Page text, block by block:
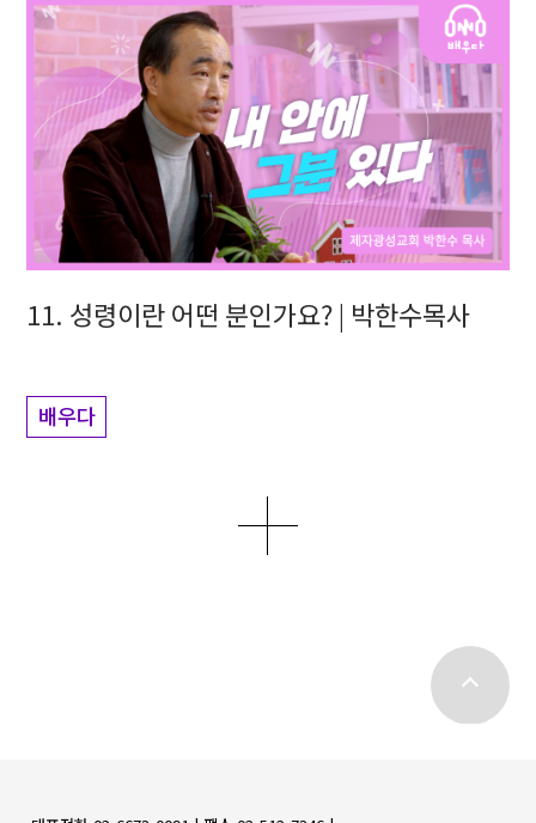
11. 성령이란 어떤 분인가요? | 박한수목사
배우다